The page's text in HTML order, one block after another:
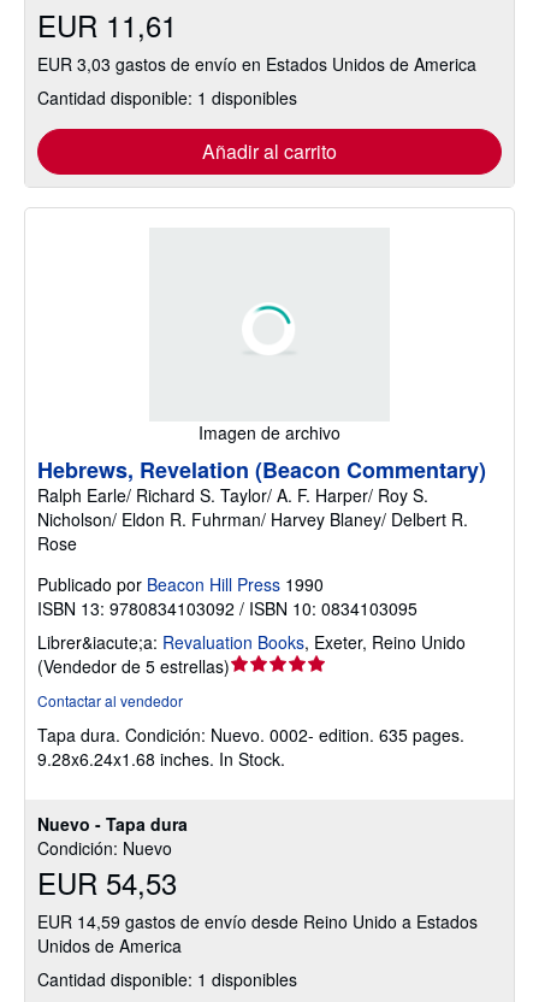
EUR 11,61
EUR 3,03 gastos de envío en Estados Unidos de America
Cantidad disponible: 1 disponibles
Añadir al carrito
Imagen de archivo
Nuevo - Tapa dura
Condición: Nuevo
EUR 54,53
EUR 14,59 gastos de envío desde Reino Unido a Estados
Unidos de America
Cantidad disponible: 1 disponibles
Hebrews, Revelation (Beacon Commentary)
Ralph Earle/ Richard S. Taylor/ A. F. Harper/ Roy S.
Nicholson/ Eldon R. Fuhrman/ Harvey Blaney/ Delbert R.
Rose
Publicado por Beacon Hill Press 1990
ISBN 13: 9780834103092 / ISBN 10: 0834103095
Librer&iacute;a: Revaluation Books, Exeter, Reino Unido
(Vendedor de 5 estrellas)Calificación
5
de
Contactar al vendedor
Tapa dura. Condición: Nuevo. 0002- edition. 635 pages.
9.28x6.24x1.68 inches. In Stock.